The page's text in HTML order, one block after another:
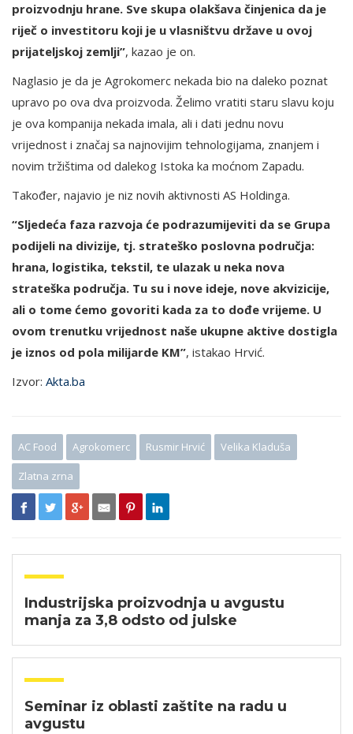
proizvodnju hrane. Sve skupa olakšava činjenica da je
riječ o investitoru koji je u vlasništvu države u ovoj
prijateljskoj zemlji”, kazao je on.
Naglasio je da je Agrokomerc nekada bio na daleko poznat
upravo po ova dva proizvoda. Želimo vratiti staru slavu koju
je ova kompanija nekada imala, ali i dati jednu novu
vrijednost i značaj sa najnovijim tehnologijama, znanjem i
novim tržištima od dalekog Istoka ka moćnom Zapadu.
Također, najavio je niz novih aktivnosti AS Holdinga.
“Sljedeća faza razvoja će podrazumijeviti da se Grupa
podijeli na divizije, tj. strateško poslovna područja:
hrana, logistika, tekstil, te ulazak u neka nova
strateška područja. Tu su i nove ideje, nove akvizicije,
ali o tome ćemo govoriti kada za to dođe vrijeme. U
ovom trenutku vrijednost naše ukupne aktive dostigla
je iznos od pola milijarde KM”, istakao Hrvić.
Izvor: Akta.ba
AC Food Agrokomerc Rusmir Hrvić Velika Kladuša
Zlatna zrna
Industrijska proizvodnja u avgustu
manja za 3,8 odsto od julske
Seminar iz oblasti zaštite na radu u
avgustu